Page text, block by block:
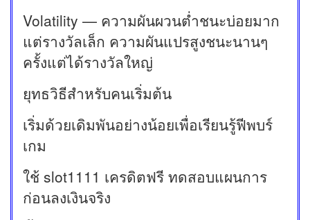
Volatility — ความผันผวนต่ำชนะบ่อยมาก
แต่รางวัลเล็ก ความผันแปรสูงชนะนานๆ
ครั้งแต่ได้รางวัลใหญ่
ยุทธวิธีสำหรับคนเริ่มต้น
เริ่มด้วยเดิมพันอย่างน้อยเพื่อเรียนรู้ฟีพบร์
เกม
ใช้ slot1111 เครดิตฟรี ทดสอบแผนการ
ก่อนลงเงินจริง